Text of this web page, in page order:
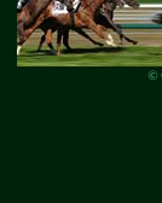
©